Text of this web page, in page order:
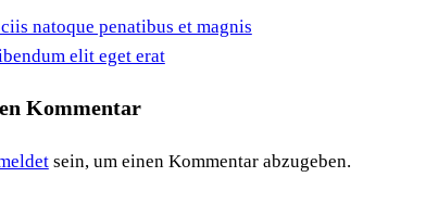
natoque penatibus et magnis
elit eget erat
Kommentar
sein, um einen Kommentar abzugeben.